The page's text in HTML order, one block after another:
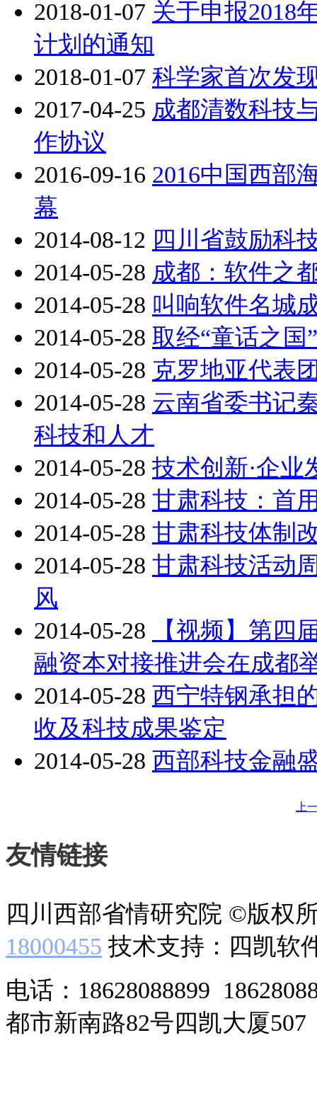
2018-01-07 关于申报2018
计划的通知
2018-01-07 科学家首次发
2017-04-25 成都清数科技
作协议
2016-09-16 2016中国西部
幕
2014-08-12 四川省鼓励科
2014-05-28 成都：软件之
2014-05-28 叫响软件名城
2014-05-28 取经“童话之国
2014-05-28 克罗地亚代表
2014-05-28 云南省委书记
科技和人才
2014-05-28 技术创新·企业
2014-05-28 甘肃科技：首
2014-05-28 甘肃科技体制
2014-05-28 甘肃科技活动
风
2014-05-28
【视频】第四
融资本对接推进会在成都
2014-05-28 西宁特钢承担
收及科技成果鉴定
2014-05-28 西部科技金融
上
友情链接
四川西部省情研究院 ©版权
18000455 技术支持：四凯软
电话：18628088899
都市新南路82号四凯大厦507